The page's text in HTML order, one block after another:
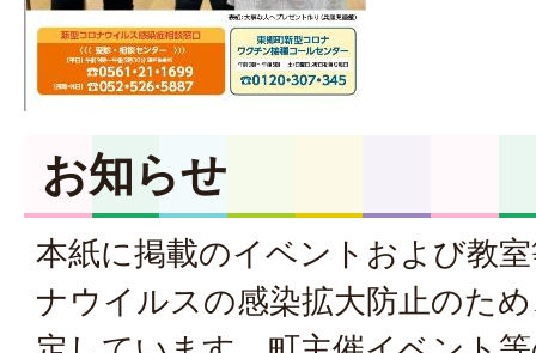
お知らせ
本紙に掲載のイベントおよび教
ナウイルスの感染拡大防止のた